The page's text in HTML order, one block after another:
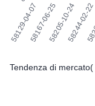
Tendenza di mercato(